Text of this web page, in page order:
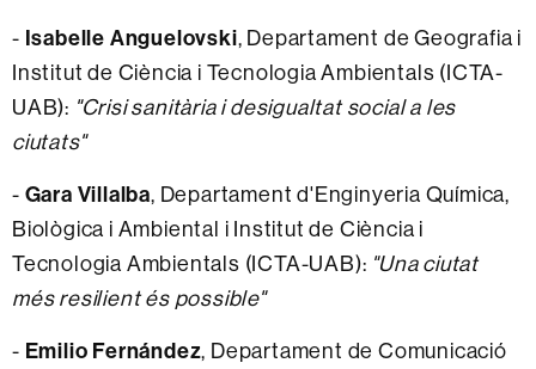
- Isabelle Anguelovski, Departament de Geografia i
Institut de Ciència i Tecnologia Ambientals (ICTA-
UAB): "Crisi sanitària i desigualtat social a les
ciutats"
- Gara Villalba, Departament d'Enginyeria Química,
Biològica i Ambiental i Institut de Ciència i
Tecnologia Ambientals (ICTA-UAB): "Una ciutat
més resilient és possible"
- Emilio Fernández, Departament de Comunicació